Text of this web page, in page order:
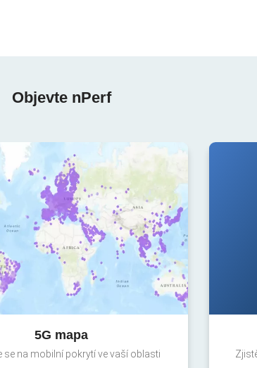
Objevte nPerf
5G mapa
se na mobilní pokrytí ve vaší oblasti